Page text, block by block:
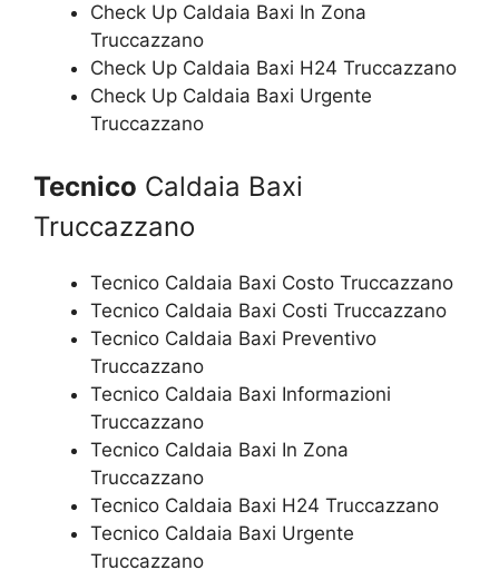
Check Up Caldaia Baxi In Zona
Truccazzano
Check Up Caldaia Baxi H24 Truccazzano
Check Up Caldaia Baxi Urgente
Truccazzano
Tecnico Caldaia Baxi
Truccazzano
Tecnico Caldaia Baxi Costo Truccazzano
Tecnico Caldaia Baxi Costi Truccazzano
Tecnico Caldaia Baxi Preventivo
Truccazzano
Tecnico Caldaia Baxi Informazioni
Truccazzano
Tecnico Caldaia Baxi In Zona
Truccazzano
Tecnico Caldaia Baxi H24 Truccazzano
Tecnico Caldaia Baxi Urgente
Truccazzano